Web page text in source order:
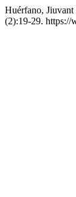
Huérfano,
(2):19-29. https://